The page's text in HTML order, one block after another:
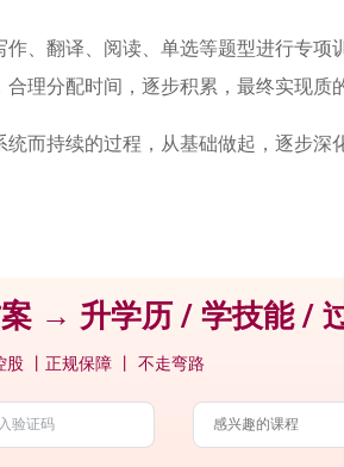
、翻译、阅读、单选等题型进行专项
理分配时间，逐步积累，最终实现质
而持续的过程，从基础做起，逐步深
→ 升学历 / 学技能 /
股 丨正规保障 丨 不走弯路